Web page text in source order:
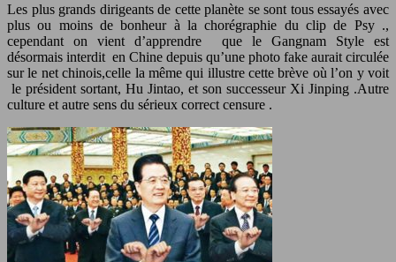
Les plus grands dirigeants de cette planète se sont tous essayés avec
plus ou moins de bonheur à la chorégraphie du clip de Psy .,
cependant on vient d’apprendre que le Gangnam Style est
désormais interdit en Chine depuis qu’une photo fake aurait circulée
sur le net chinois,celle la même qui illustre cette brève où l’on y voit
le président sortant, Hu Jintao, et son successeur Xi Jinping .Autre
culture et autre sens du sérieux correct censure .